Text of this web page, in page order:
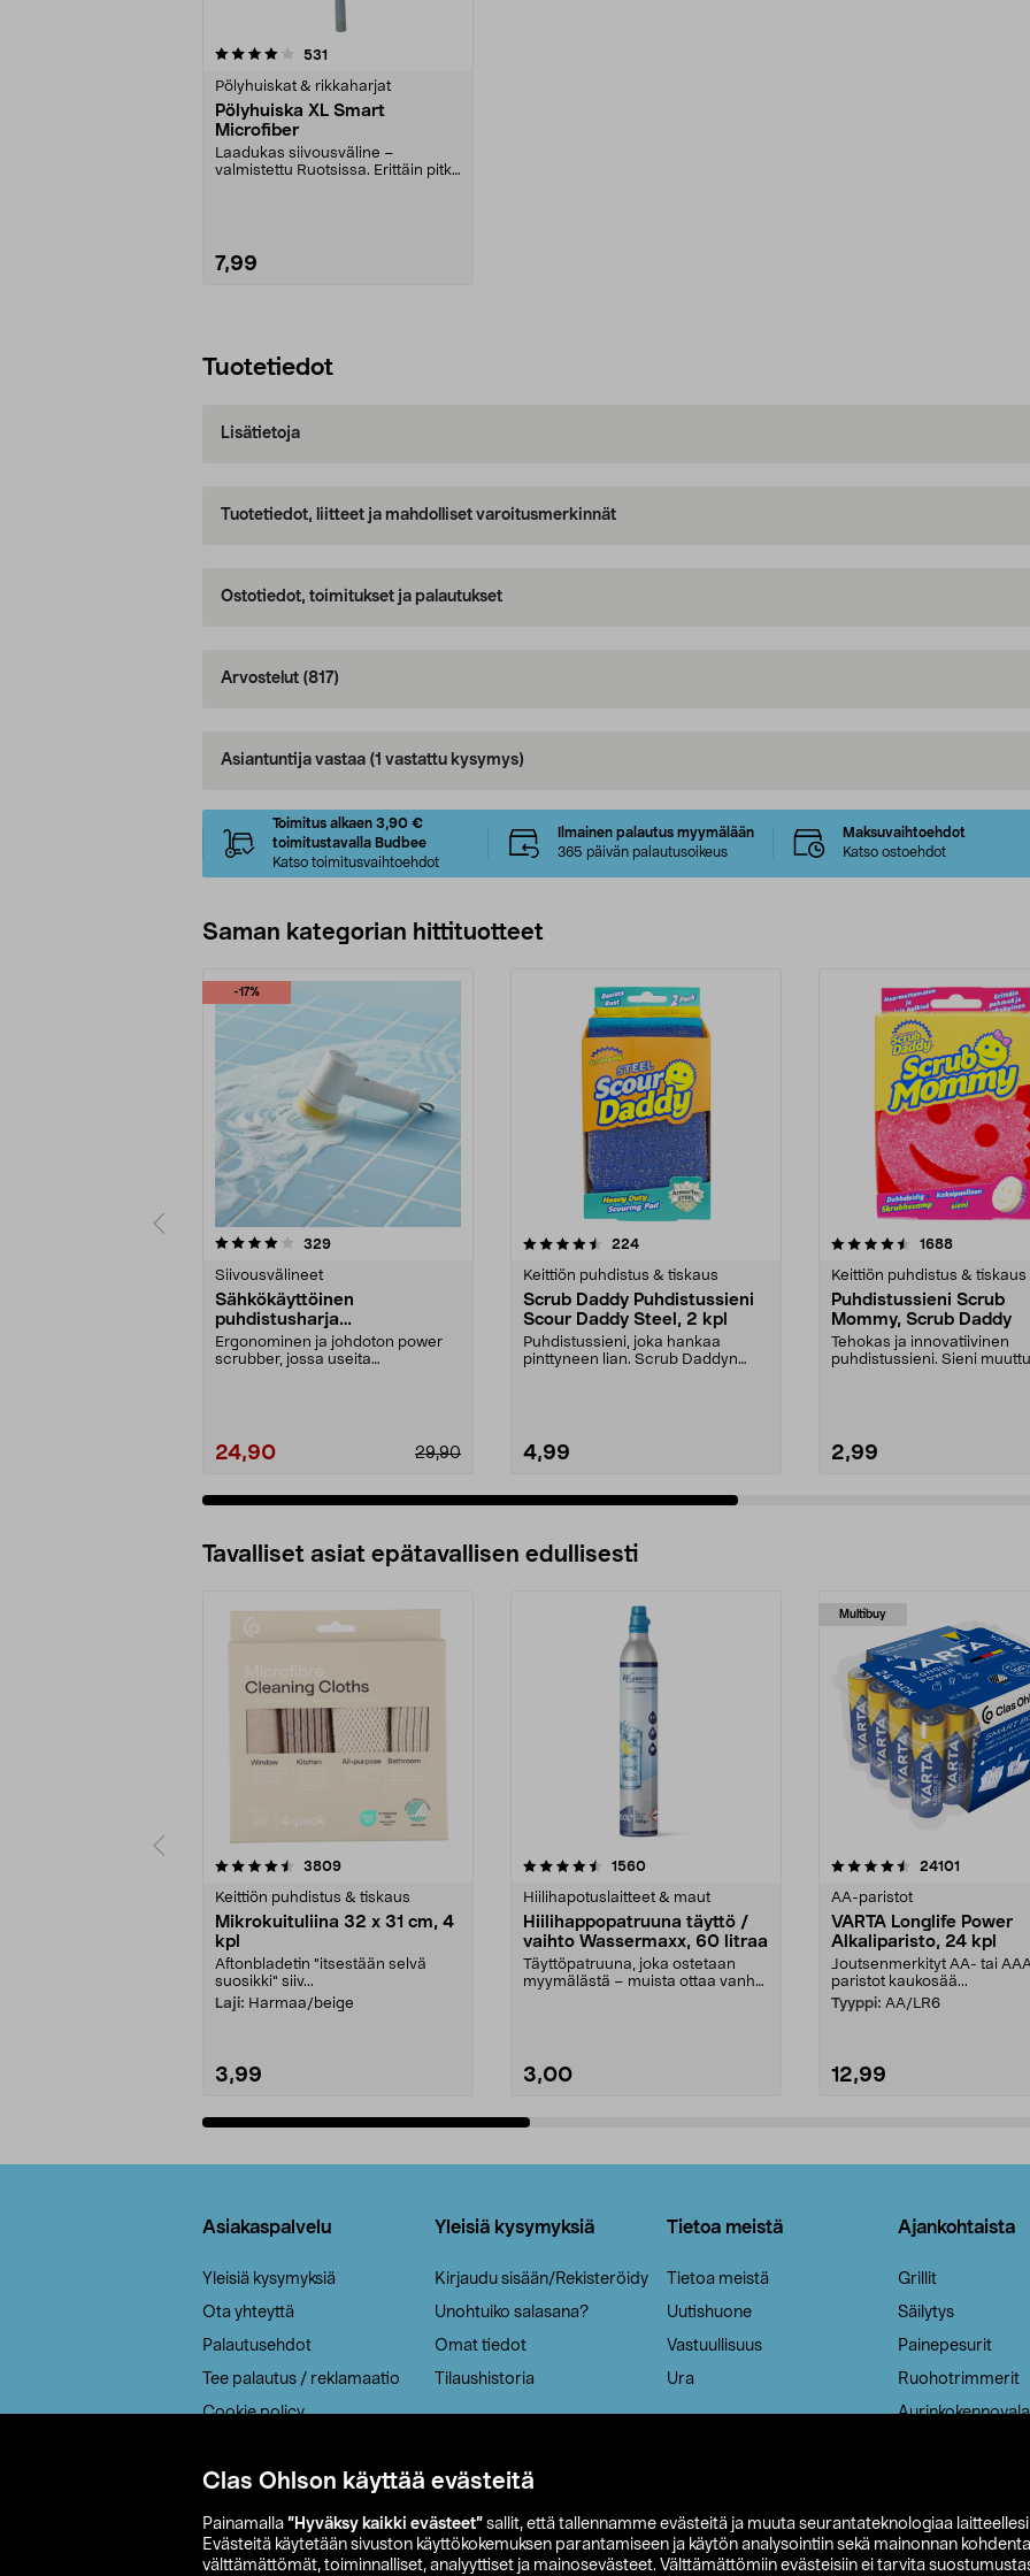
Clas Ohlson käyttää evästeitä
Painamalla ”Hyväksy kaikki evästeet” sallit, että tallennamme evästeitä ja muuta seurantateknologiaa laitteellesi
Evästeitä käytetään sivuston käyttökokemuksen parantamiseen ja käytön analysointiin sekä mainonnan
välttämättömät, toiminnalliset, analyyttiset ja mainosevästeet. Välttämättömiin evästeisiin ei tarvita
531
Pölyhuiskat & rikkaharjat
Pölyhuiska XL Smart
Microfiber
Laadukas siivousväline –
valmistettu Ruotsissa. Erittäin pitkä
7,99
Tuotetiedot
Lisätietoja
Tuotetiedot, liitteet ja mahdolliset varoitusmerkinnät
Ostotiedot, toimitukset ja palautukset
Arvostelut (817)
Asiantuntija vastaa (1 vastattu kysymys)
Toimitus alkaen 3,90 €
toimitustavalla Budbee
Katso toimitusvaihtoehdot
Ilmainen palautus myymälään
365 päivän palautusoikeus
Maksuvaihtoehdot
Katso ostoehdot
Saman kategorian hittituotteet
-17%
329arvostelut
Siivousvälineet
Sähkökäyttöinen
puhdistusharja
kylpyhuoneeseen ja keittiöön
Ergonominen ja johdoton power
scrubber, jossa useita
24,90 29,90
4.5 viidestä
224arvostelut
Keittiön puhdistus & tiskaus
Scrub Daddy Puhdistussieni
Scour Daddy Steel, 2 kpl
Puhdistussieni, joka hankaa
pinttyneen lian. Scrub Daddyn
4,99
4.5 viidestä
1688arvostelut
Keittiön puhdistus & tiskaus
Puhdistussieni Scrub
Mommy, Scrub Daddy
Tehokas ja innovatiivinen
puhdistussieni. Sieni
2,99
4.5 viidestä
Tavalliset asiat epätavallisen edullisesti
3809arvostelut
Keittiön puhdistus & tiskaus
Mikrokuituliina 32 x 31 cm, 4
kpl
Aftonbladetin "itsestään selvä
suosikki" siiv...
Laji: Harmaa/beige
3,99
4.5viidestä
1560arvostelut
Hiilihapotuslaitteet & maut
Hiilihappopatruuna täyttö /
vaihto Wassermaxx, 60 litraa
Täyttöpatruuna, joka ostetaan
myymälästä – muista ottaa vanha
3,00
Multibuy
4.5viidestä
24101
AA-paristot
VARTA Longlife Power
Alkaliparisto, 24 kpl
Joutsenmerkityt AA- tai
paristot kaukosää...
Tyyppi: AA/LR6
12,99
4.5viidestä
Asiakaspalvelu
Yleisiä kysymyksiä
Ota yhteyttä
Palautusehdot
Tee palautus / reklamaatio
Cookie policy
Saavutettavuus
Yleisiä kysymyksiä
Kirjaudu sisään/Rekisteröidy
Unohtuiko salasana?
Omat tiedot
Tilaushistoria
Tietoa meistä
Tietoa meistä
Uutishuone
Vastuullisuus
Ura
Ajankohtaista
Grillit
Säilytys
Painepesurit
Ruohotrimmerit